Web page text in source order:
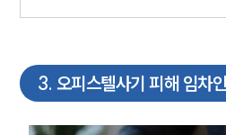
3. 오피스텔사기 피해 임차